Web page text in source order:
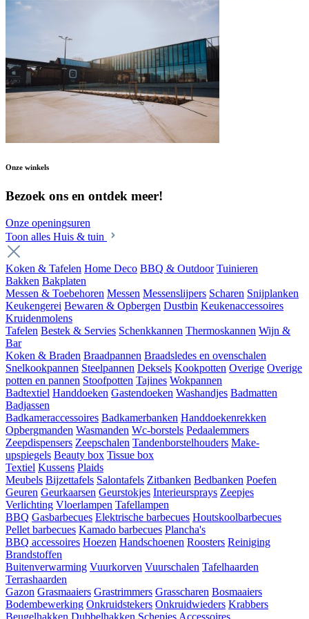
Onze winkels
Bezoek ons en ontdek meer!
Onze openingsuren
Toon alles Huis & tuin
Koken & Tafelen Home Deco BBQ & Outdoor Tuinieren
Bakken Bakplaten
Messen & Toebehoren Messen Messenslijpers Scharen Snijplanken
Keukengerei Bewaren & Opbergen Dustbin Keukenaccessoires
Kruidenmolens
Tafelen Bestek & Servies Schenkkannen Thermoskannen Wijn &
Bar
Koken & Braden Braadpannen Braadsledes en ovenschalen
Snelkookpannen Steelpannen Deksels Kookpotten Overige Overige
potten en pannen Stoofpotten Tajines Wokpannen
Badtextiel Handdoeken Gastendoeken Washandjes Badmatten
Badjassen
Badkameraccessoires Badkamerbanken Handdoekenrekken
Opbergmanden Wasmanden Wc-borstels Pedaalemmers
Zeepdispensers Zeepschalen Tandenborstelhouders Make-
upspiegels Beauty box Tissue box
Textiel Kussens Plaids
Meubels Bijzettafels Salontafels Zitbanken Bedbanken Poefen
Geuren Geurkaarsen Geurstokjes Interieursprays Zeepjes
Verlichting Vloerlampen Tafellampen
BBQ Gasbarbecues Elektrische barbecues Houtskoolbarbecues
Pellet barbecues Kamado barbecues Plancha's
BBQ accessoires Hoezen Handschoenen Roosters Reiniging
Brandstoffen
Buitenverwarming Vuurkorven Vuurschalen Tafelhaarden
Terrashaarden
Gazon Grasmaaiers Grastrimmers Grasscharen Bosmaaiers
Bodembewerking Onkruidstekers Onkruidwieders Krabbers
Beugelhakken Dubbelhakken Schepjes Accessoires